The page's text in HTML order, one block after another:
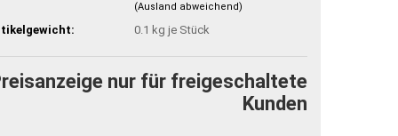
(Ausland abweichend)
0.1 kg je Stück
nur für freigeschaltete
Kunden